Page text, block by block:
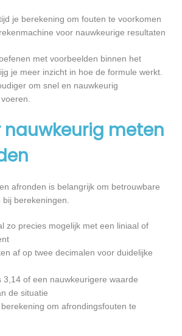
je berekening om fouten te voorkomen
voor nauwkeurige resultaten
met voorbeelden binnen het
je meer inzicht in hoe de formule werkt.
om snel en nauwkeurig
nauwkeurig meten
afronden is belangrijk om betrouwbare
berekeningen.
zo precies mogelijk met een liniaal of
af op twee decimalen voor duidelijke
3,14 of een nauwkeurigere waarde
de situatie
om afrondingsfouten te